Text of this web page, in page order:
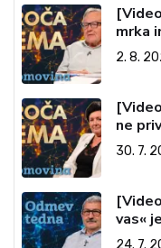
mrka
2026)
2. 8.
ne
7.
30. 7.
vas«
24. 7.